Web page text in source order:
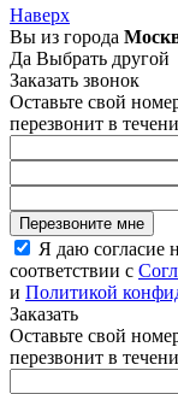
Наверх
Вы из города
Да Выбрать другой
Заказать звонок
Оставьте свой
перезвонит в
Перезвоните мне
Я даю согласие
соответствии с
и Политикой
Заказать
Оставьте свой
перезвонит в